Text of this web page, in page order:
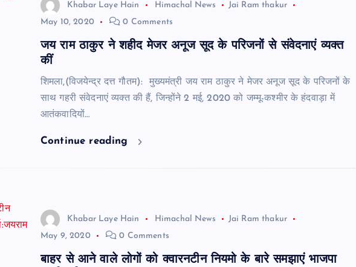
Khabar Laye Hain Himachal News
Jai Ram thakur
May 10, 2020
0 Comments
जय राम ठाकुर ने शहीद मेजर अनूज सूद के परिजनों से संवेदनाएं व्यक्त
कीं
शिमला,(विजयेन्द्र दत्त गौतम): मुख्यमंत्री जय राम ठाकुर ने मेजर अनूज सूद के परिजनों के
साथ गहरी संवेदनाएं व्यक्त की हैं, जिन्होंने 2 मई, 2020 को जम्मू-कश्मीर के हंदवाड़ा में
आतंकवादियों…
Continue reading
Khabar Laye Hain Himachal News
Jai Ram thakur
May 9, 2020
0 Comments
बाहर से आने वाले लोगों को क्वारनटीन नियमो के बारे समझाएं भाजपा